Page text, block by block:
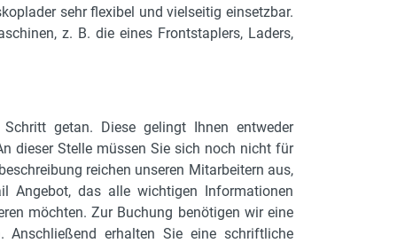
sehr flexibel und vielseitig einsetzbar.
z. B. die eines Frontstaplers, Laders,
getan. Diese gelingt Ihnen entweder
dieser Stelle müssen Sie sich noch nicht für
reichen unseren Mitarbeitern aus,
Angebot, das alle wichtigen Informationen
möchten. Zur Buchung benötigen wir eine
erhalten Sie eine schriftliche